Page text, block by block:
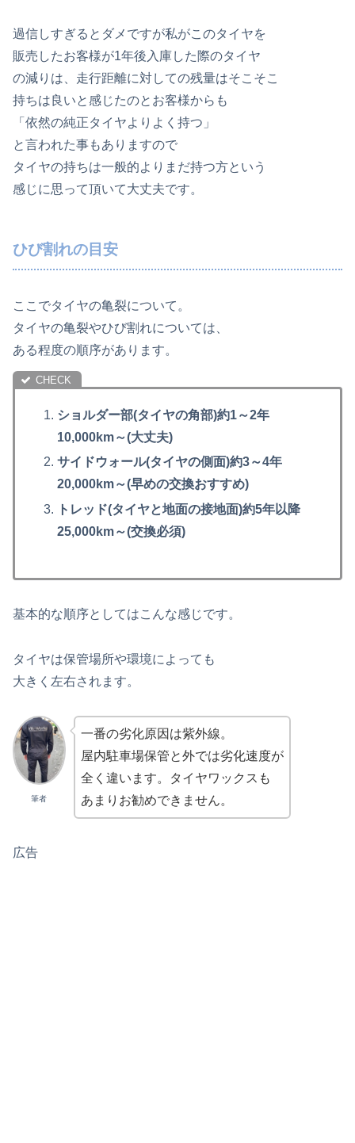
過信しすぎるとダメですが私がこのタイヤを
販売したお客様が1年後入庫した際のタイヤ
の減りは、走行距離に対しての残量はそこそこ
持ちは良いと感じたのとお客様からも
「依然の純正タイヤよりよく持つ」
と言われた事もありますので
タイヤの持ちは一般的よりまだ持つ方という
感じに思って頂いて大丈夫です。
ひび割れの目安
ここでタイヤの亀裂について。
タイヤの亀裂やひび割れについては、
ある程度の順序があります。
ショルダー部(タイヤの角部)約1～2年
10,000km～(大丈夫)
サイドウォール(タイヤの側面)約3～4年
20,000km～(早めの交換おすすめ)
トレッド(タイヤと地面の接地面)約5年以降
25,000km～(交換必須)
基本的な順序としてはこんな感じです。
タイヤは保管場所や環境によっても
大きく左右されます。
筆者
一番の劣化原因は紫外線。
屋内駐車場保管と外では劣化速度が
全く違います。タイヤワックスも
あまりお勧めできません。
広告